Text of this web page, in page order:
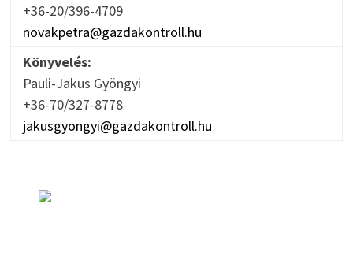
+36-20/396-4709
novakpetra@gazdakontroll.hu
Könyvelés:
Pauli-Jakus Gyöngyi
+36-70/327-8778
jakusgyongyi@gazdakontroll.hu